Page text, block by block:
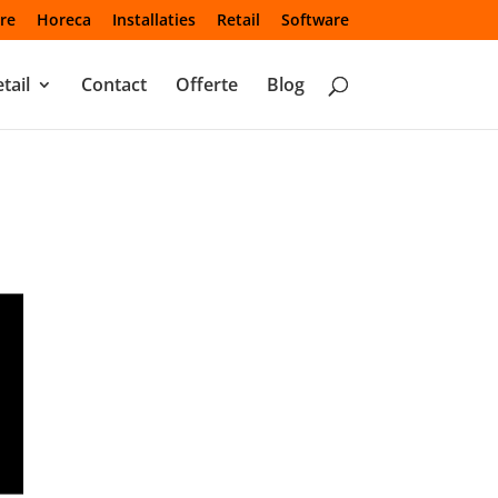
Horeca Installaties Retail Software
Contact Offerte Blog